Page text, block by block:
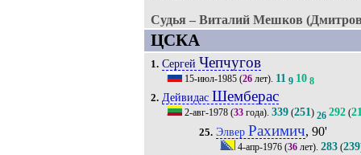
Судья – Виталий Мешков
ЦСКА
1. Сергей Чепчугов
15-июл-1985(26лет). 11 9 10 8
2. Дейвидас Шемберас
2-авг-1978(33года). 339(251) 26 292(
25. Элвер Рахимич, 90'
4-апр-1976 (36 лет).283 (239